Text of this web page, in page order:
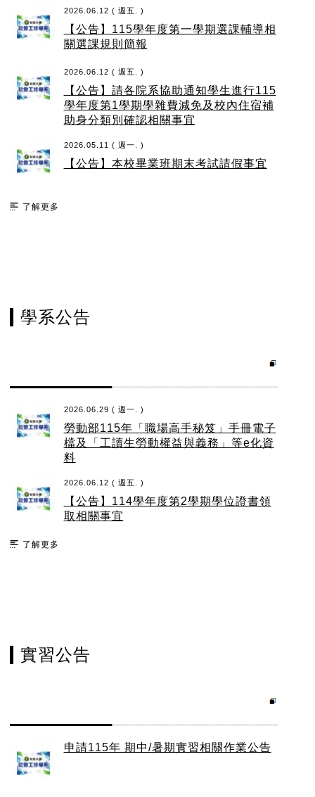
2026.06.12 ( 週五. )
【公告】115學年度第一學期選課輔導相
關選課規則簡報
2026.06.12 ( 週五. )
【公告】請各院系協助通知學生進行115
學年度第1學期學雜費減免及校內住宿補
助身分類別確認相關事宜
2026.05.11 ( 週一. )
【公告】本校畢業班期末考試請假事宜
了解更多
學系公告
2026.06.29 ( 週一. )
勞動部115年「職場高手秘笈」手冊電子
檔及「工讀生勞動權益與義務」等e化資
料
2026.06.12 ( 週五. )
【公告】114學年度第2學期學位證書領
取相關事宜
了解更多
實習公告
申請115年 期中/暑期實習相關作業公告